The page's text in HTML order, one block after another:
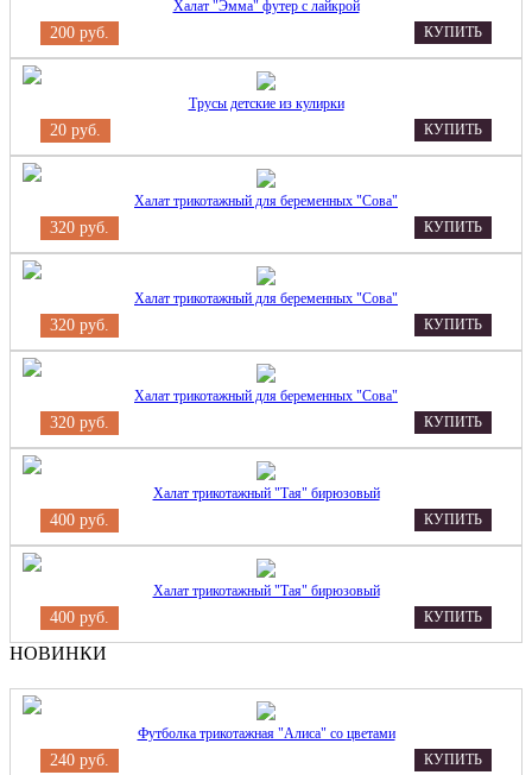
Халат "Эмма" футер с лайкрой
200 руб. КУПИТЬ
Трусы детские из кулирки
20 руб. КУПИТЬ
Халат трикотажный для беременных "Сова"
320 руб. КУПИТЬ
Халат трикотажный для беременных "Сова"
320 руб. КУПИТЬ
Халат трикотажный для беременных "Сова"
320 руб. КУПИТЬ
Халат трикотажный "Тая" бирюзовый
400 руб. КУПИТЬ
Халат трикотажный "Тая" бирюзовый
400 руб. КУПИТЬ
НОВИНКИ
Футболка трикотажная "Алиса" со цветами
240 руб. КУПИТЬ